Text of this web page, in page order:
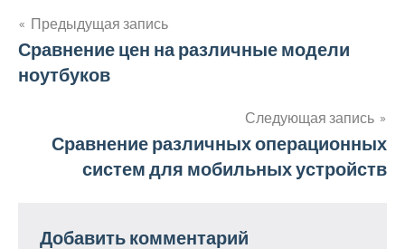
Навигация
по
Предыдущая запись
Сравнение цен на различные модели
ноутбуков
Следующая запись
Сравнение различных операционных
систем для мобильных устройств
Добавить комментарий